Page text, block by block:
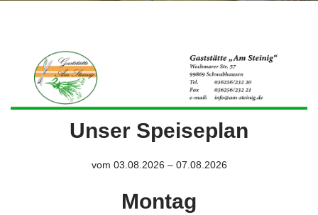
Unser Speiseplan
vom 03.08.2026 – 07.08.2026
Montag